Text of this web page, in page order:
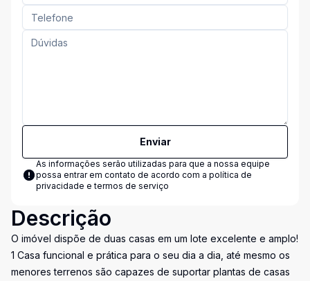
Enviar
As informações serão utilizadas para que a nossa equipe
possa entrar em contato de acordo com a política de
privacidade e termos de serviço
Descrição
O imóvel dispõe de duas casas em um lote excelente e amplo!
1 Casa funcional e prática para o seu dia a dia, até mesmo os
menores terrenos são capazes de suportar plantas de casas